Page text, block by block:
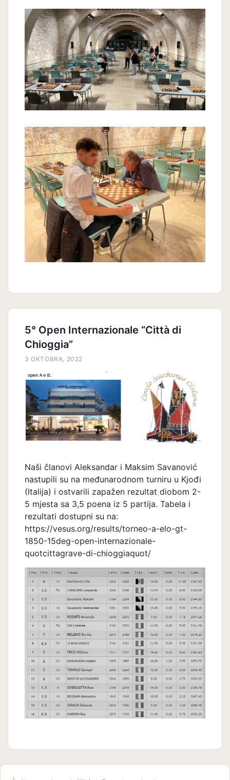
5° Open Internazionale “Città di
Chioggia”
3 OKTOBRA, 2022
Naši članovi Aleksandar i Maksim Savanović
nastupili su na međunarodnom turniru u Kjođi
(Italija) i ostvarili zapažen rezultat diobom 2-
5 mjesta sa 3,5 poena iz 5 partija. Tabela i
rezultati dostupni su na:
https://vesus.org/results/torneo-a-elo-gt-
1850-15deg-open-internazionale-
quotcittagrave-di-chioggiaquot/